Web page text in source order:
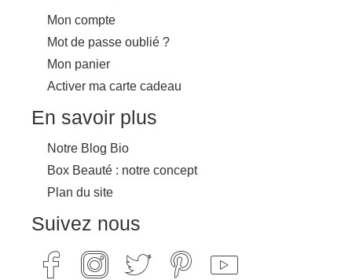
Mon compte
Mot de passe oublié ?
Mon panier
Activer ma carte cadeau
En savoir plus
Notre Blog Bio
Box Beauté : notre concept
Plan du site
Suivez nous